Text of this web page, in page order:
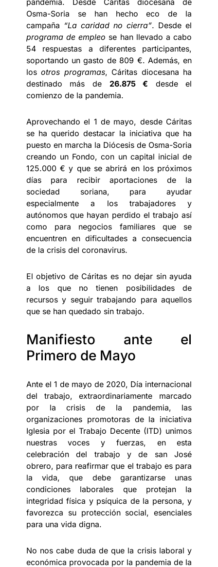
pandemia. Desde Cáritas diocesana de
Osma-Soria se han hecho eco de la
campaña “La caridad no cierra”. Desde el
programa de empleo se han llevado a cabo
54 respuestas a diferentes participantes,
soportando un gasto de 809 €. Además, en
losotros programas, Cáritas diocesana ha
destinado más de 26.875 € desde el
comienzo de la pandemia.
Aprovechando el 1 de mayo, desde Cáritas
se ha querido destacar la iniciativa que ha
puesto en marcha la Diócesis de Osma-Soria
creando un Fondo, con un capital inicial de
125.000 € y que se abrirá en los próximos
días para recibir aportaciones de la
sociedad soriana, para ayudar
especialmente a los trabajadores y
autónomos que hayan perdido el trabajo así
como para negocios familiares que se
encuentren en dificultades a consecuencia
de la crisis del coronavirus.
El objetivo de Cáritas es no dejar sin ayuda
a los que no tienen posibilidades de
recursos y seguir trabajando para aquellos
que se han quedado sin trabajo.
Manifiesto ante el
Primero de Mayo
Ante el 1 de mayo de 2020, Día internacional
del trabajo, extraordinariamente marcado
por la crisis de la pandemia, las
organizaciones promotoras de la iniciativa
Iglesia por el Trabajo Decente (ITD) unimos
nuestras voces y fuerzas, en esta
celebración del trabajo y de san José
obrero, para reafirmar que el trabajo es para
la vida, que debe garantizarse unas
condiciones laborales que protejan la
integridad física y psíquica de la persona, y
favorezca su protección social, esenciales
para una vida digna.
No nos cabe duda de que la crisis laboral y
económica provocada por la pandemia de la